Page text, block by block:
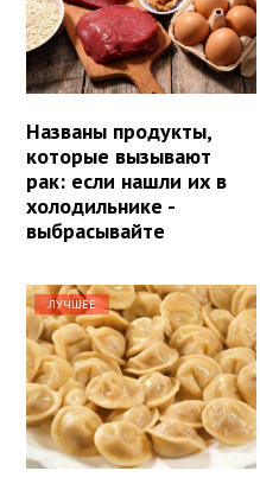
Названы продукты,
которые вызывают
рак: если нашли их в
холодильнике -
выбрасывайте
ЛУЧШЕЕ